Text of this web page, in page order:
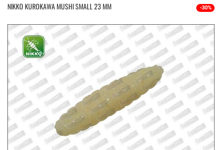
NIKKO KUROKAWA MUSHI SMALL 23 MM -30%